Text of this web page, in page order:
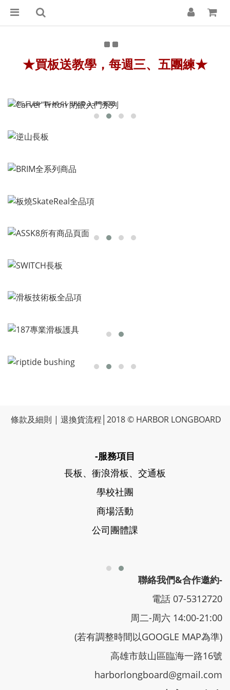
★買板送教學，每週三、五團練★
條款及細則 | 退換貨流程 │2018 © HARBOR LONGBOARD
-服務項目
長板、衝浪滑板、交通板
學校社團
商場活動
公司團體課
聯絡我們&合作邀約-
電話 07-5312720
周二-周六 14:00-21:00
(若有調整時間以GOOGLE MAP為準)
高雄市鼓山區臨海一路16號
harborlongboard@gmail.com